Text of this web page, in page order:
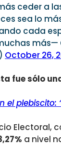
ceder a
sea lo
cada
más—
October 26,
fue sólo
el
Electoral,
a nivel